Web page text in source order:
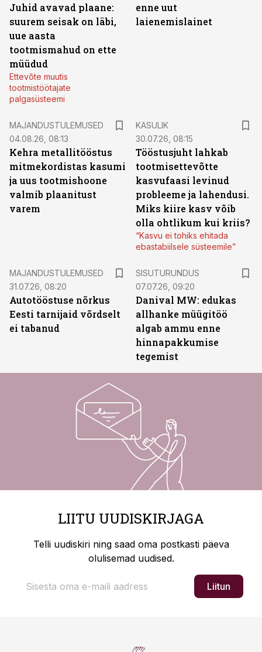
Juhid avavad plaane:
suurem seisak on läbi,
uue aasta
tootmismahud on ette
müüdud
Ettevõte muutis
tootmistöötajate
palgasüsteemi
enne uut
laienemislainet
MAJANDUSTULEMUSED
04.08.26, 08:13
Kehra metallitööstus
mitmekordistas kasumi
ja uus tootmishoone
valmib plaanitust
varem
KASULIK
30.07.26, 08:15
Tööstusjuht lahkab
tootmisettevõtte
kasvufaasi levinud
probleeme ja lahendusi.
Miks kiire kasv võib
olla ohtlikum kui kriis?
“Kasvu ei tohiks ehitada
ebastabiilsele süsteemile”
MAJANDUSTULEMUSED
31.07.26, 08:20
Autotööstuse nõrkus
Eesti tarnijaid võrdselt
ei tabanud
SISUTURUNDUS
07.07.26, 09:20
Danival MW: edukas
allhanke müügitöö
algab ammu enne
hinnapakkumise
tegemist
LIITU UUDISKIRJAGA
Telli uudiskiri ning saad oma postkasti päeva
olulisemad uudised.
Liitun